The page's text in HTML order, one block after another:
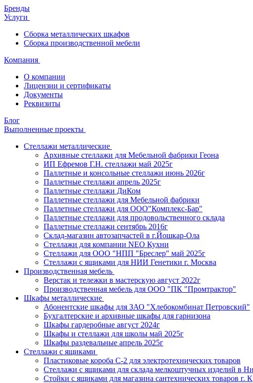
Бренды
Услуги
Сборка металлических шкафов
Сборка производственной мебели
Компания
О компании
Лицензии и сертификаты
Документы
Реквизиты
Блог
Выполненные проекты
Стеллажи металлические
Архивные стеллажи для Мебельной фабрики Геона
ИП Ефремов Г.Н. стеллажи май 2025г
Паллетные и консольные стеллажи июнь 2026г
Паллетные стеллажи апрель 2025г
Паллетные стеллажи ДиКом
Паллетные стеллажи для Мебельной фабрики
Паллетные стеллажи для ООО"Комплекс-Бар"
Паллетные стеллажи для продовольственного склада
Паллетные стеллажи сентябрь 2016г
Склад-магазин автозапчастей в г.Йошкар-Ола
Стеллажи для компании NEO Кухни
Стеллажи для ООО "НПП "Бреслер" май 2025г
Стеллажи с ящиками для НИИ Генетики г. Москва
Производственная мебель
Верстак и тележки в мастерскую август 2022г
Производственная мебель для ООО "ПК "Промтрактор"
Шкафы металлические
Абонентские шкафы для ЗАО "Хлебокомбинат Петровский"
Бухгалтерские и архивные шкафы для гарнизона
Шкафы гардеробные август 2024г
Шкафы и стеллажи для школы май 2025г
Шкафы раздевальные апрель 2025г
Стеллажи с ящиками
Пластиковые короба С-2 для электротехнических товаров
Стеллажи с ящиками для склада мелкоштучных изделий в
Стойки с ящиками для магазина сантехнических товаров г.